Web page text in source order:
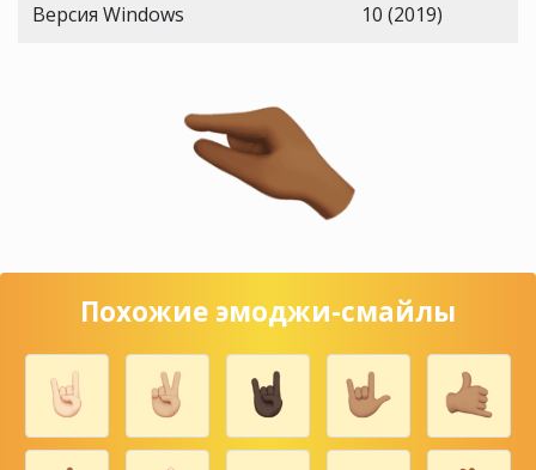
Версия Windows 10 (2019)
Похожие эмоджи-смайлы